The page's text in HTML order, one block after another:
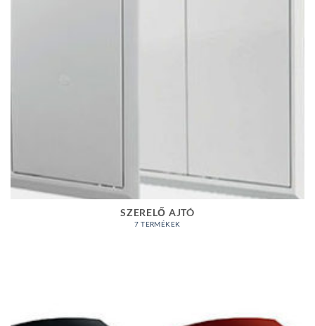
SZERELŐ AJTÓ
7 TERMÉKEK